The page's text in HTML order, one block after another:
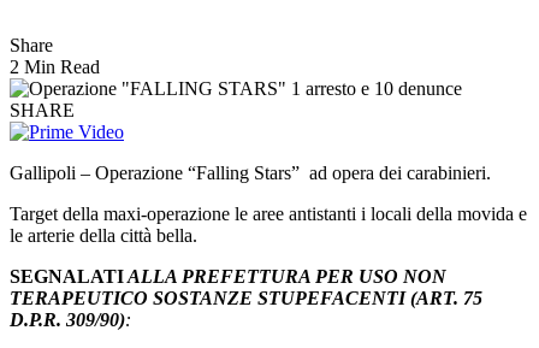
Share
2 Min Read
SHARE
Gallipoli – Operazione “Falling Stars” ad opera dei carabinieri.
Target della maxi-operazione le aree antistanti i locali della movida e
le arterie della città bella.
SEGNALATIALLA PREFETTURA PER USO NON
TERAPEUTICO SOSTANZE STUPEFACENTI (ART. 75
D.P.R. 309/90):